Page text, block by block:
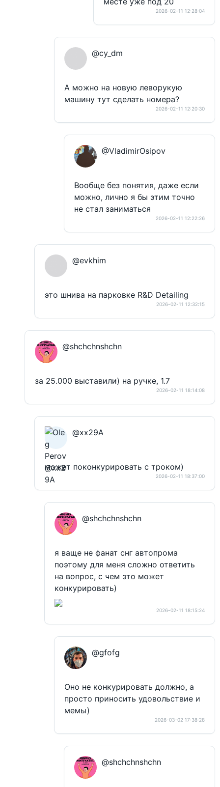
2026-02-11 12:28:04
@cy_dm
А можно на новую леворукую
машину тут сделать номера?
2026-02-11 12:20:30
@VladimirOsipov
Вообще без понятия, даже если
можно, лично я бы этим точно
не стал заниматься
2026-02-11 12:22:26
@evkhim
это шнива на парковке R&D Detailing
2026-02-11 12:32:15
@shchchnshchn
за 25.000 выставили) на ручке, 1.7
2026-02-11 18:14:08
@xx29A
может поконкурировать с троком)
2026-02-11 18:37:00
@shchchnshchn
я ваще не фанат снг автопрома
поэтому для меня сложно ответить
на вопрос, с чем это может
конкурировать)
2026-02-11 18:15:24
@gfofg
Оно не конкурировать должно, а
просто приносить удовольствие и
мемы)
2026-03-02 17:38:28
@shchchnshchn